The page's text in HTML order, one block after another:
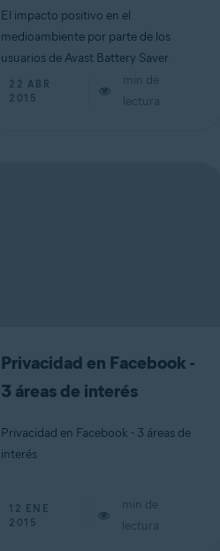
El impacto positivo en el
medioambiente por parte de los
usuarios de Avast Battery Saver
22 ABR
2015
min de
lectura
Privacidad en Facebook -
3 áreas de interés
Privacidad en Facebook - 3 áreas de
interés
12 ENE
2015
min de
lectura